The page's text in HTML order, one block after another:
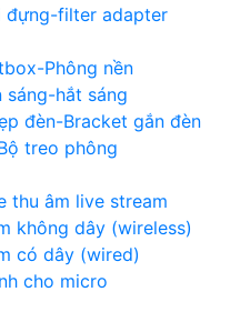
đựng-filter adapter
Phông nền
hắt sáng
đèn-Bracket gắn đèn
treo phông
thu âm live stream
không dây (wireless)
có dây (wired)
cho micro